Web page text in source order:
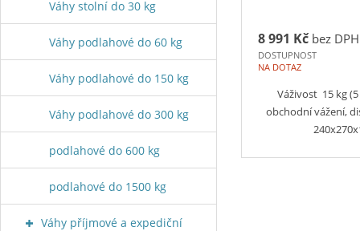
8 991 Kč bez DPH
DOSTUPNOST
NA DOTAZ
Váživost 15 kg
obchodní vážení,
Váhy stolní do 30 kg
Váhy podlahové do 60 kg
Váhy podlahové do 150 kg
Váhy podlahové do 300 kg
podlahové do 600 kg
podlahové do 1500 kg
Váhy příjmové a expediční